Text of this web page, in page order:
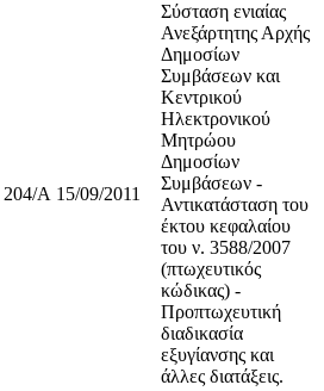
204/Α 15/09/2011
Σύσταση ενιαίας
Ανεξάρτητης Αρχής
Δημοσίων
Συμβάσεων και
Κεντρικού
Ηλεκτρονικού
Μητρώου
Δημοσίων
Συμβάσεων -
Αντικατάσταση του
έκτου κεφαλαίου
του ν. 3588/2007
(πτωχευτικός
κώδικας) -
Προπτωχευτική
διαδικασία
εξυγίανσης και
άλλες διατάξεις.